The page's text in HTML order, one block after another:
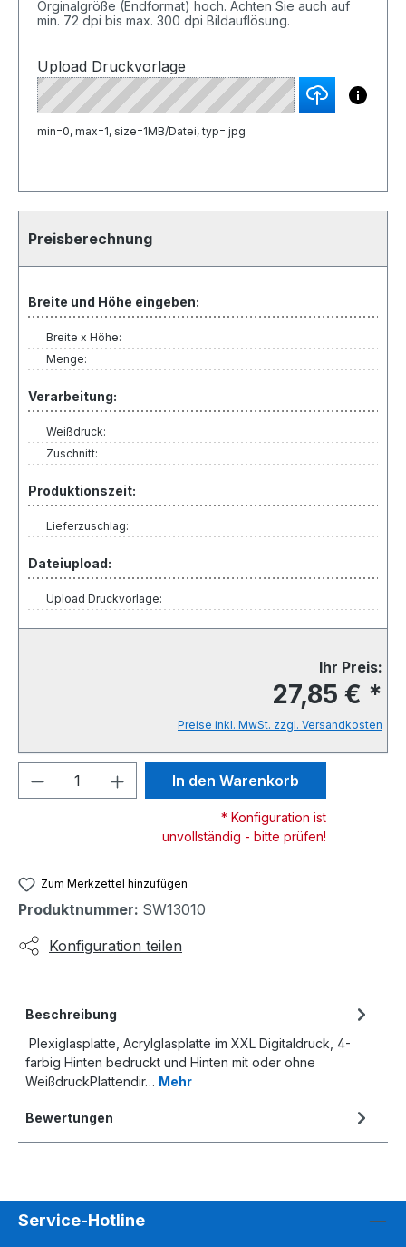
Orginalgröße (Endformat) hoch. Achten Sie auch auf
min. 72 dpi bis max. 300 dpi Bildauflösung.
Upload Druckvorlage
min=0, max=1, size=1MB/Datei, typ=.jpg
Preisberechnung
Breite und Höhe eingeben:
Breite x Höhe:
Menge:
Verarbeitung:
Weißdruck:
Zuschnitt:
Produktionszeit:
Lieferzuschlag:
Dateiupload:
Upload Druckvorlage:
Ihr Preis:
27,85 € *
Preise inkl. MwSt. zzgl. Versandkosten
Produkt Anzahl: Gib den
In den Warenkorb
* Konfiguration ist
unvollständig - bitte prüfen!
Zum Merkzettel hinzufügen
Produktnummer: SW13010
Konfiguration teilen
Beschreibung
Plexiglasplatte, Acrylglasplatte im XXL Digitaldruck, 4-
farbig Hinten bedruckt und Hinten mit oder ohne
WeißdruckPlattendir… Mehr
Bewertungen
Service-Hotline